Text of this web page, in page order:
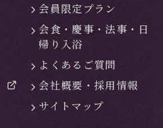
会員限定プラン
会食・慶事・ 法事・日
帰り入浴
よくあるご質問
会社概要・ 採用情報
サイトマップ